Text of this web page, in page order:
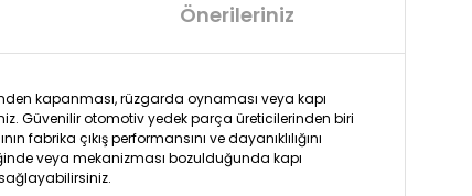
Önerileriniz
kapanması, rüzgarda oynaması veya kapı
Güvenilir otomotiv yedek parça üreticilerinden biri
fabrika çıkış performansını ve dayanıklılığını
veya mekanizması bozulduğunda kapı
sağlayabilirsiniz.